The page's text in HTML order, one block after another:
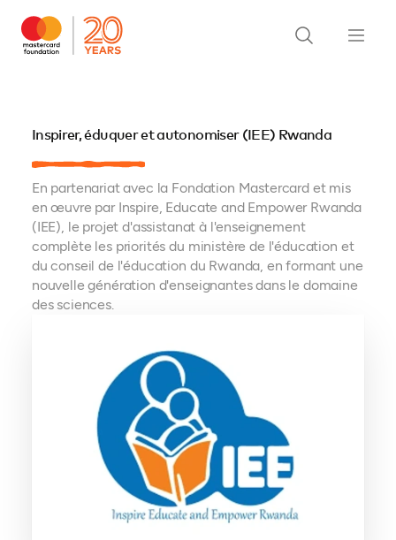
Inspirer, éduquer et autonomiser (IEE) Rwanda
En partenariat avec la Fondation Mastercard et mis
en œuvre par Inspire, Educate and Empower Rwanda
(IEE), le projet d'assistanat à l'enseignement
complète les priorités du ministère de l'éducation et
du conseil de l'éducation du Rwanda, en formant une
nouvelle génération d'enseignantes dans le domaine
des sciences.